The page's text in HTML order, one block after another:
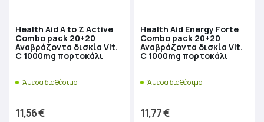
Health Aid A to Z Active
Combo pack 20+20
Αναβράζοντα δισκία Vit.
C 1000mg πορτοκάλι
Άμεσα διαθέσιμο
11,56€
Health Aid Energy Forte
Combo pack 20+20
Αναβράζοντα δισκία Vit.
C 1000mg πορτοκάλι
Άμεσα διαθέσιμο
11,77€